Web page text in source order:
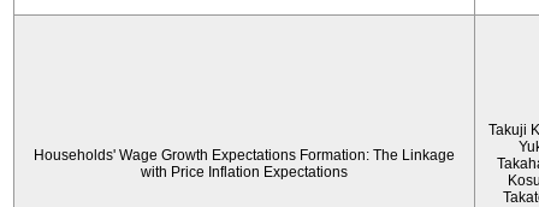
Households' Wage Growth Expectations Formation: The Linkage
with Price Inflation Expectations
Takuji